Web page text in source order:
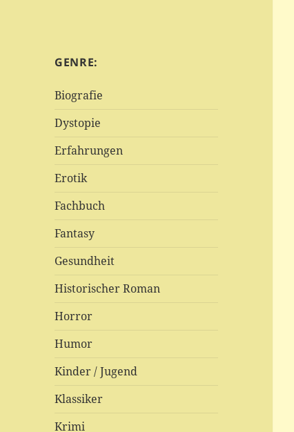
GENRE:
Biografie
Dystopie
Erfahrungen
Erotik
Fachbuch
Fantasy
Gesundheit
Historischer Roman
Horror
Humor
Kinder / Jugend
Klassiker
Krimi